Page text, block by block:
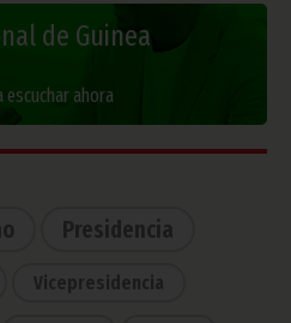
de Guinea
escuchar ahora
Presidencia
Vicepresidencia